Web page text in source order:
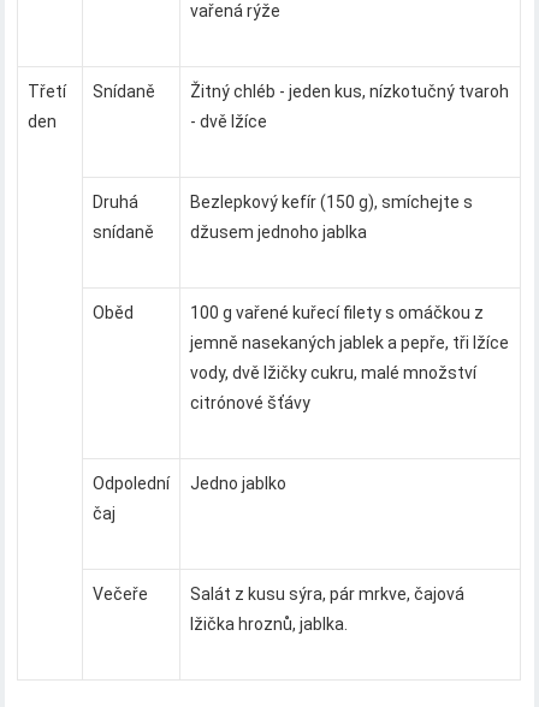
vařená rýže
Třetí
den
Snídaně
Žitný chléb - jeden kus, nízkotučný tvaroh
- dvě lžíce
Druhá
snídaně
Bezlepkový kefír (150 g), smíchejte s
džusem jednoho jablka
Oběd
100 g vařené kuřecí filety s omáčkou z
jemně nasekaných jablek a pepře, tři lžíce
vody, dvě lžičky cukru, malé množství
citrónové šťávy
Odpolední
čaj
Jedno jablko
Večeře
Salát z kusu sýra, pár mrkve, čajová
lžička hroznů, jablka.